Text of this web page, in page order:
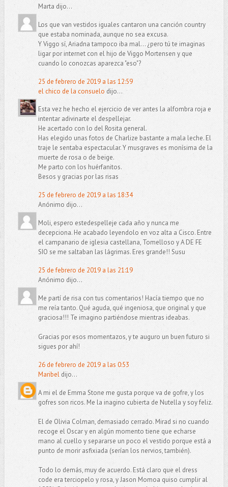
Marta dijo...
Los que van vestidos iguales cantaron una canción country
que estaba nominada, aunque no sea excusa.
Y Viggo sí, Ariadna tampoco iba mal... ¿pero tú te imaginas
ligar por internet con el hijo de Viggo Mortensen y que
cuando lo conozcas aparezca "eso"?
25 de febrero de 2019 a las 12:59
el chico de la consuelo dijo...
Esta vez he hecho el ejercicio de ver antes la alfombra roja e
intentar adivinarte el despellejar.
He acertado con lo del Rosita general.
Has elegido unas fotos de Charlize bastante a mala leche. El
traje le sentaba espectacular. Y musgraves es monísima de la
muerte de rosa o de beige.
Me parto con los huérfanitos.
Besos y gracias por las risas
25 de febrero de 2019 a las 18:34
Anónimo dijo...
Moli, espero estedespelleje cada año y nunca me
decepciona. He acabado leyendolo en voz alta a Cisco. Entre
el campanario de iglesia castellana, Tomelloso y A DE FE
SIO se me saltaban las lágrimas. Eres grande!! Susu
25 de febrero de 2019 a las 21:19
Anónimo dijo...
Me partí de risa con tus comentarios! Hacía tiempo que no
me reía tanto. Qué aguda, qué ingeniosa, que original y que
graciosa!!! Te imagino partiéndose mientras ideabas.
Gracias por esos momentazos, y te auguro un buen futuro si
sigues por ahí!
26 de febrero de 2019 a las 0:53
Maribeldijo...
A mi el de Emma Stone me gusta porque va de gofre, y los
gofres son ricos. Me la inagino cubierta de Nutella y soy feliz.
El de Olivia Colman, demasiado cerrado. Mirad si no cuando
recoge el Oscar y en algún momento tiene que echarse
mano al cuello y separarse un poco el vestido porque está a
punto de morir asfixiada (serían los nervios, también).
Todo lo demás, muy de acuerdo. Está claro que el dress
code era terciopelo y rosa, y Jason Momoa quiso cumplir al